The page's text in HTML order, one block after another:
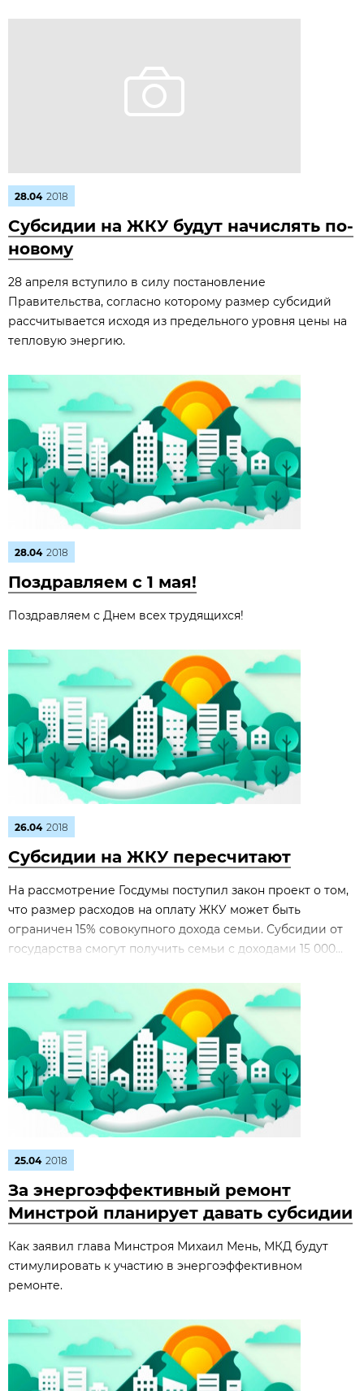
28.04 2018
Субсидии на ЖКУ будут начислять по-
новому
28 апреля вступило в силу постановление
Правительства, согласно которому размер субсидий
рассчитывается исходя из предельного уровня цены на
тепловую энергию.
28.04 2018
Поздравляем с 1 мая!
Поздравляем с Днем всех трудящихся!
26.04 2018
Субсидии на ЖКУ пересчитают
На рассмотрение Госдумы поступил закон проект о том,
что размер расходов на оплату ЖКУ может быть
ограничен 15% совокупного дохода семьи. Субсидии от
государства смогут получить семьи с доходами 15 000...
25.04 2018
За энергоэффективный ремонт
Минстрой планирует давать субсидии
Как заявил глава Минстроя Михаил Мень, МКД будут
стимулировать к участию в энергоэффективном
ремонте.